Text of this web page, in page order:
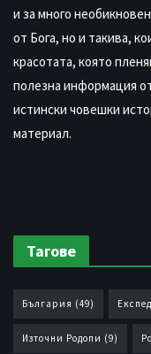
и за много
от Бога, но и такива,
красотата, която
полезна информация
истински човешки
материал.
Тагове
България (49)
Източни Родопи (9)